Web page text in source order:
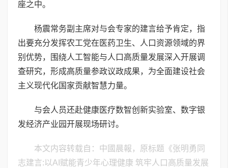
座之中。
杨震常务副主席对与会专家的建言给予肯定，指
出要充分发挥农工党在医药卫生、人口资源领域的界
别优势，围绕人工智能与人口高质量发展深入开展调
查研究，形成高质量参政议政成果，为全面建设社会
主义现代化国家贡献智慧力量。
与会人员还赴健康医疗数智创新实验室、数字银
发经济产业园开展现场研讨。
本文内容转载自：中國晨報，原标题《张明勇同
志建言:以AI赋能青少年心理健康 筑牢人口高质量发展